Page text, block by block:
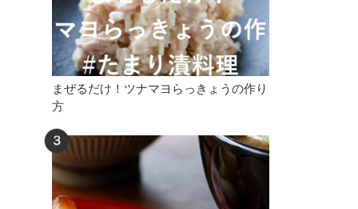
まぜるだけ！ツナマヨらっきょうの作り
方